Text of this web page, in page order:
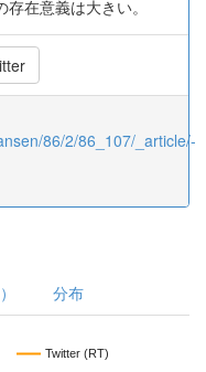
在意義は大きい。
86/2/86_107/_article/-
分布
Twitter (RT)